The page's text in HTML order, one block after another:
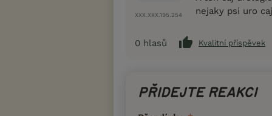
XXX.XXX.195.254
nejaky psi uro
0 hlasů Kvalitní příspěvek
PŘIDEJTE REAKCI